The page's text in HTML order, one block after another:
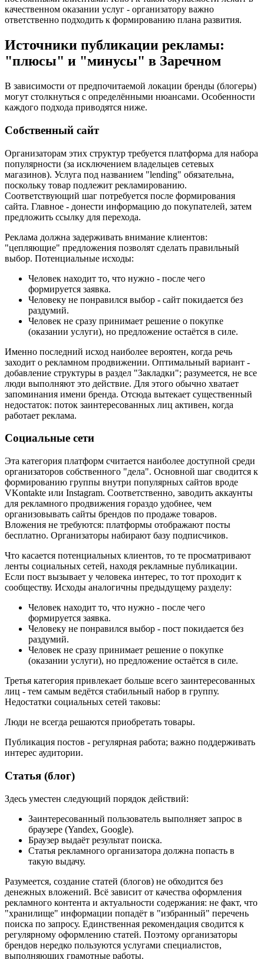
качественном оказании услуг - организатору важно
ответственно подходить к формированию плана развития.
Источники публикации рекламы:
"плюсы" и "минусы" в Заречном
В зависимости от предпочитаемой локации бренды (блогеры)
могут столкнуться с определёнными нюансами. Особенности
каждого подхода приводятся ниже.
Собственный сайт
Организаторам этих структур требуется платформа для набора
популярности (за исключением владельцев сетевых
магазинов). Услуга под названием "lending" обязательна,
поскольку товар подлежит рекламированию.
Соответствующий шаг потребуется после формирования
сайта. Главное - донести информацию до покупателей, затем
предложить ссылку для перехода.
Реклама должна задерживать внимание клиентов:
"цепляющие" предложения позволят сделать правильный
выбор. Потенциальные исходы:
Человек находит то, что нужно - после чего
формируется заявка.
Человеку не понравился выбор - сайт покидается без
раздумий.
Человек не сразу принимает решение о покупке
(оказании услуги), но предложение остаётся в силе.
Именно последний исход наиболее вероятен, когда речь
заходит о рекламном продвижении. Оптимальный вариант -
добавление структуры в раздел "Закладки"; разумеется, не все
люди выполняют это действие. Для этого обычно хватает
запоминания имени бренда. Отсюда вытекает существенный
недостаток: поток заинтересованных лиц активен, когда
работает реклама.
Социальные сети
Эта категория платформ считается наиболее доступной среди
организаторов собственного "дела". Основной шаг сводится к
формированию группы внутри популярных сайтов вроде
VKontakte или Instagram. Соответственно, заводить аккаунты
для рекламного продвижения гораздо удобнее, чем
организовывать сайты брендов по продаже товаров.
Вложения не требуются: платформы отображают посты
бесплатно. Организаторы набирают базу подписчиков.
Что касается потенциальных клиентов, то те просматривают
ленты социальных сетей, находя рекламные публикации.
Если пост вызывает у человека интерес, то тот проходит к
сообществу. Исходы аналогичны предыдущему разделу:
Человек находит то, что нужно - после чего
формируется заявка.
Человеку не понравился выбор - пост покидается без
раздумий.
Человек не сразу принимает решение о покупке
(оказании услуги), но предложение остаётся в силе.
Третья категория привлекает больше всего заинтересованных
лиц - тем самым ведётся стабильный набор в группу.
Недостатки социальных сетей таковы:
Люди не всегда решаются приобретать товары.
Публикация постов - регулярная работа; важно поддерживать
интерес аудитории.
Статья (блог)
Здесь уместен следующий порядок действий:
Заинтересованный пользователь выполняет запрос в
браузере (Yandex, Google).
Браузер выдаёт результат поиска.
Статья рекламного организатора должна попасть в
такую выдачу.
Разумеется, создание статей (блогов) не обходится без
денежных вложений. Всё зависит от качества оформления
рекламного контента и актуальности содержания: не факт, что
"хранилище" информации попадёт в "избранный" перечень
поиска по запросу. Единственная рекомендация сводится к
регулярному оформлению статей. Поэтому организаторы
брендов нередко пользуются услугами специалистов,
выполняющих грамотные работы.